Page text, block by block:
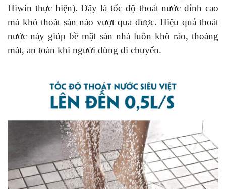
Hiwin thực hiện). Đây là tốc độ thoát nước đỉnh cao
mà khó thoát sàn nào vượt qua được. Hiệu quả thoát
nước này giúp bề mặt sàn nhà luôn khô ráo, thoáng
mát, an toàn khi người dùng di chuyển.